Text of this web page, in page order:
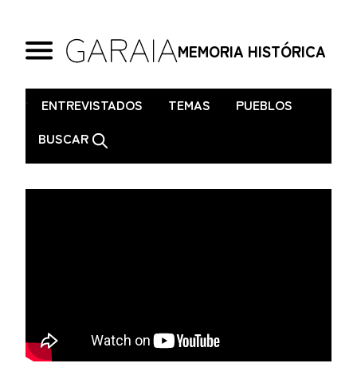
MEMORIA HISTÓRICA
. ENTREVISTADOS TEMAS
PUEBLOS
BUSCAR